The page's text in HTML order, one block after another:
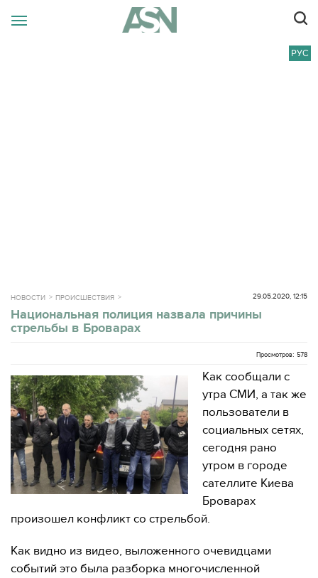
РУС
НОВОСТИ ПРОИСШЕСТВИЯ 29.05.2020, 12:15
Национальная полиция назвала причины
стрельбы в Броварах
Просмотров: 578
Как сообщали с
утра СМИ, а так же
пользователи в
социальных сетях,
сегодня рано
утром в городе
сателлите Киева
Броварах
произошел конфликт со стрельбой.
Как видно из видео, выложенного очевидцами
событий это была разборка многочисленной